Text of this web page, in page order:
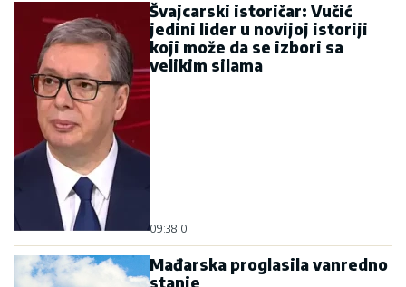
Švajcarski istoričar: Vučić
jedini lider u novijoj istoriji
koji može da se izbori sa
velikim silama
09:38 0
Mađarska proglasila vanredno
stanje